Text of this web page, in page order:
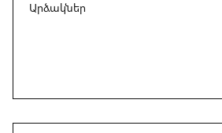
Արձակներ